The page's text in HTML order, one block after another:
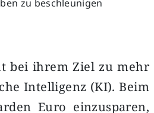
zu beschleunigen
bei ihrem Ziel zu mehr
Intelligenz (KI). Beim
Euro einzusparen,